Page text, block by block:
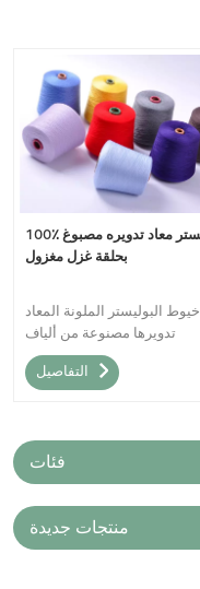
100٪ بوليستر معاد تدويره مصبوغ
بحلقة غزل مغزول
خيوط البوليستر الملونة المعاد
تدويرها مصنوعة من ألياف
البوليستر الملونة المعاد
تدويرهاخيوط Dope الجافة هي
التفاصيل
فئات
منتجات جديدة